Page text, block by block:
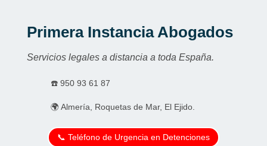
Primera Instancia Abogados
Servicios legales a distancia a toda España.
☎️ 950 93 61 87
🌍 Almería, Roquetas de Mar, El Ejido.
📞 Teléfono de Urgencia en Detenciones